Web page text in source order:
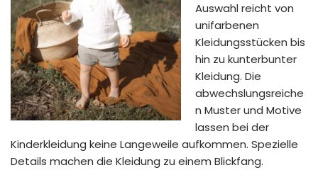
Auswahl reicht von
unifarbenen
Kleidungsstücken bis
hin zu kunterbunter
Kleidung. Die
abwechslungsreiche
n Muster und Motive
lassen bei der
Kinderkleidung keine Langeweile aufkommen. Spezielle
Details machen die Kleidung zu einem Blickfang.